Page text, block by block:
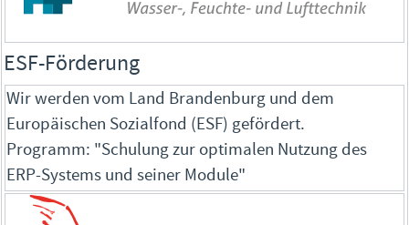
ESF-Förderung
Wir werden vom Land Brandenburg und dem
Europäischen Sozialfond (ESF) gefördert.
Programm: "Schulung zur optimalen Nutzung des
ERP-Systems und seiner Module"